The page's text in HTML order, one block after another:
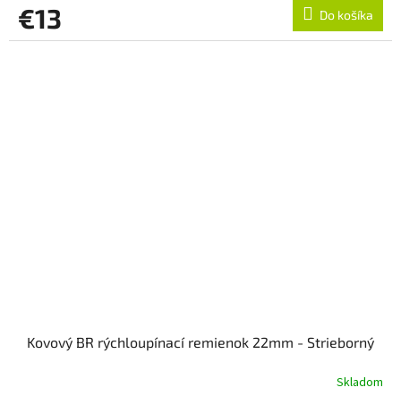
€13 Do košíka
Kovový BR rýchloupínací remienok 22mm - Strieborný
Skladom